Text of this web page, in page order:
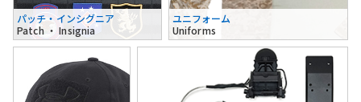
パッチ・インシグニア
Patch ・ Insignia
ユニフォーム
Uniforms